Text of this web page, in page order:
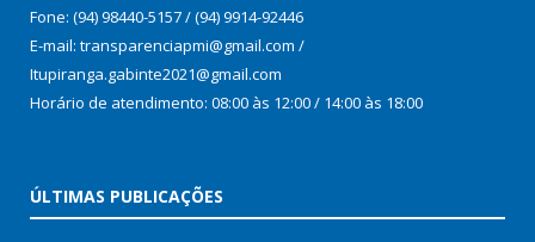
Fone: (94) 98440-5157 / (94) 9914-92446
E-mail: transparenciapmi@gmail.com /
Itupiranga.gabinte2021@gmail.com
Horário de atendimento: 08:00 às 12:00 / 14:00 às 18:00
ÚLTIMAS PUBLICAÇÕES